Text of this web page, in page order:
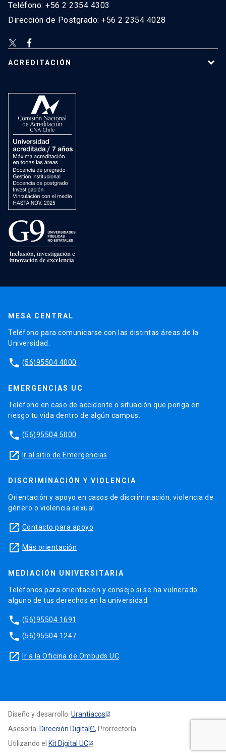
Teléfono: +56 2 2354 4303
Dirección de Postgrado: +56 2 2354 4028
ACREDITACIÓN
MESA CENTRAL
Teléfono para comunicarse con las distintas áreas de la
Universidad.
phone (56)95504 4000
EMERGENCIAS UC
Teléfono en caso de accidente o situación que ponga en
riesgo tu vida dentro de algún campus.
phone (56)95504 5000
launch Ir al sitio de Emergencias
DISCRIMINACIÓN Y VIOLENCIA
Orientación y apoyo en casos de discriminación, violencia de
género o violencia sexual.
launch Contacto para apoyo
launch Más orientación
MEDIACIÓN UNIVERSITARIA
Teléfonos para orientación y consejo si se ha vulnerado
alguno de tus derechos en la universidad.
phone (56)95504 1691
phone (56)95504 1247
launch Ir a la Oficina de Ombuds UC
Diseño y desarrollo: Urantiacos
Asesoría: Dirección Digital
, Prorrectoría
Utilizando el Kit Digital UC